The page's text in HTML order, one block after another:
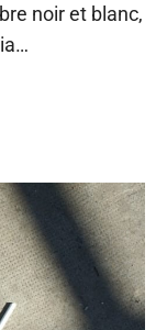
noir et blanc,